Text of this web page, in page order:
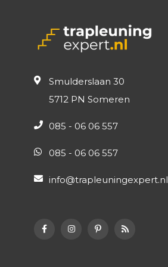
Smulderslaan 30
5712 PN Someren
085 - 06 06 557
085 - 06 06 557
info@trapleuningexpert.nl